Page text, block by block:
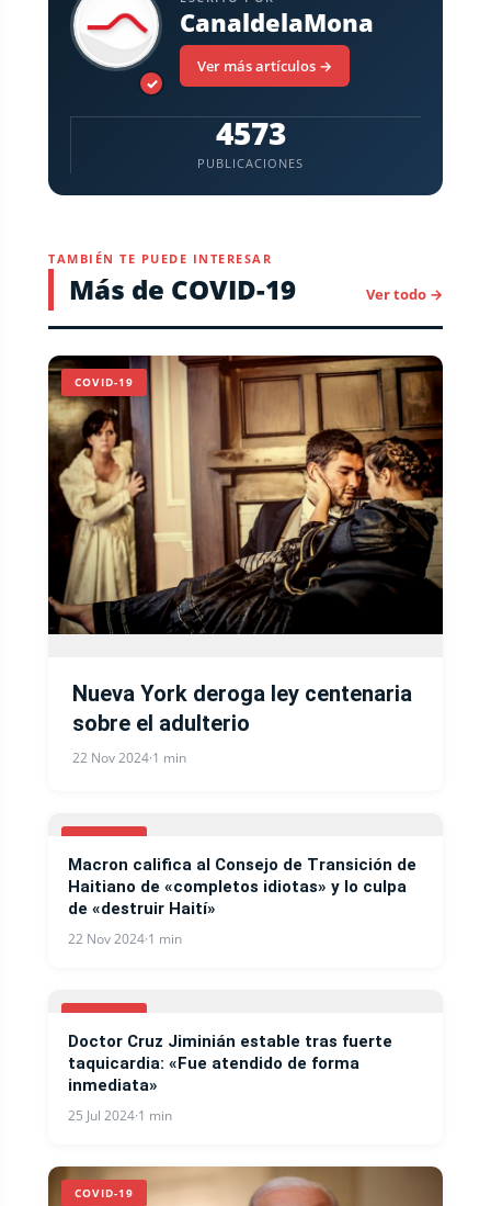
✓
CanaldelaMona
Ver más artículos →
4573
PUBLICACIONES
TAMBIÉN TE PUEDE INTERESAR
Más de COVID-19 Ver todo →
COVID-19
Nueva York deroga ley centenaria
sobre el adulterio
22 Nov 2024·1 min
COVID-19
Macron califica al Consejo de Transición de
Haitiano de «completos idiotas» y lo culpa
de «destruir Haití»
22 Nov 2024·1 min
COVID-19
Doctor Cruz Jiminián estable tras fuerte
taquicardia: «Fue atendido de forma
inmediata»
25 Jul 2024·1 min
COVID-19